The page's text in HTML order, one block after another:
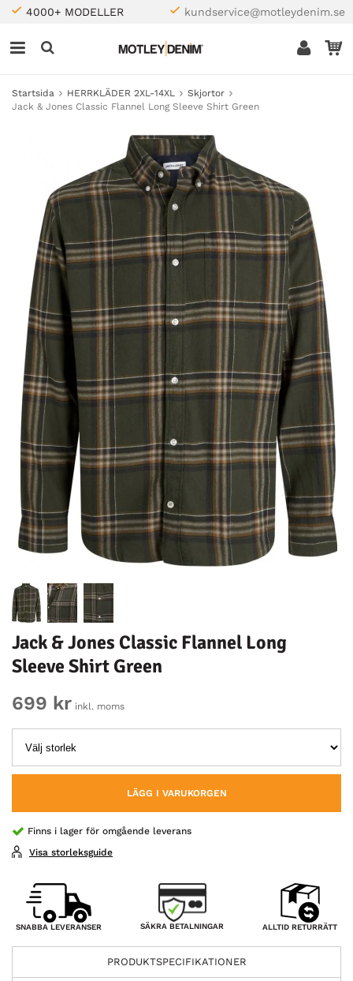
4000+ MODELLER kundservice@motleydenim.se
Startsida HERRKLÄDER 2XL-14XL
Skjortor
Jack & Jones Classic Flannel Long Sleeve Shirt Green
Jack & Jones Classic Flannel Long
Sleeve Shirt Green
699 kr inkl. moms
LÄGG I VARUKORGEN
Finns i lager för omgående leverans
Visa storleksguide
SNABBA LEVERANSER SÄKRA BETALNINGAR ALLTID RETURRÄTT
PRODUKTSPECIFIKATIONER